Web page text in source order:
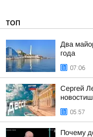
ТОП
Два
года
07:06
Сергей
05:57
Почему